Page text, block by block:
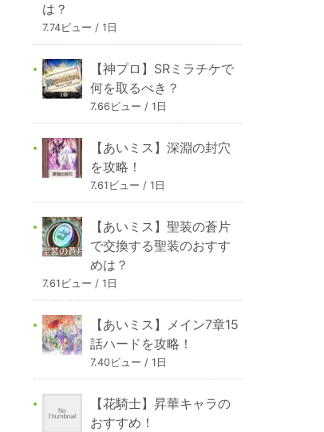
は？
7.74ビュー / 1日
【神プロ】SRミラチケで
何を取るべき？
7.66ビュー / 1日
【あいミス】深淵の封穴
を攻略！
7.61ビュー / 1日
【あいミス】聖装の蒼片
で交換する聖装のおすす
めは？
7.61ビュー / 1日
【あいミス】メイン7章15
話ハードを攻略！
7.40ビュー / 1日
【花騎士】昇華キャラの
おすすめ！